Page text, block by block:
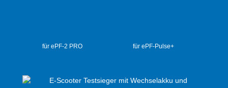
für ePF-2 PRO für ePF-Pulse+